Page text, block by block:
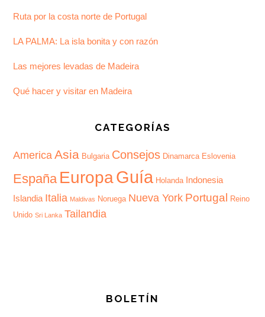
Ruta por la costa norte de Portugal
LA PALMA: La isla bonita y con razón
Las mejores levadas de Madeira
Qué hacer y visitar en Madeira
CATEGORÍAS
America Asia Bulgaria Consejos Dinamarca Eslovenia
España EuropaGuía Holanda Indonesia
Islandia Italia Maldivas Noruega Nueva York Portugal
Reino
Unido Sri Lanka Tailandia
BOLETÍN